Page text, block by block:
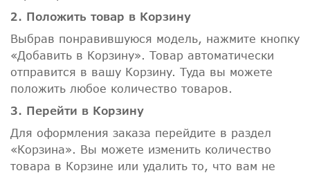
2. Положить товар в Корзину
Выбрав понравившуюся модель, нажмите кнопку
«Добавить в Корзину». Товар автоматически
отправится в вашу Корзину. Туда вы можете
положить любое количество товаров.
3. Перейти в Корзину
Для оформления заказа перейдите в раздел
«Корзина». Вы можете изменить количество
товара в Корзине или удалить то, что вам не